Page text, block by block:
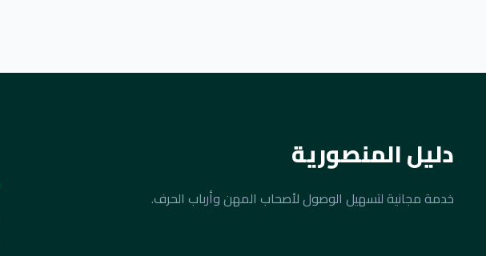
دليل المنصورية
خدمة مجانية لتسهيل الوصول لأصحاب المهن وأرباب الحرف.